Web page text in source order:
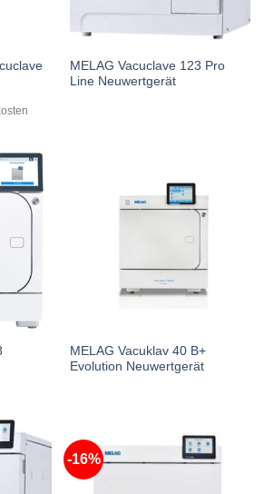
MELAG Vacuclave 123 Pro
Line Neuwertgerät
MELAG Vacuklav 40 B+
Evolution Neuwertgerät
-16%